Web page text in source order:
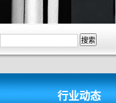
行业动态